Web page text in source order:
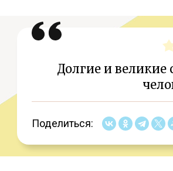
Долгие и
Поделиться: